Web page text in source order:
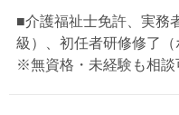
■介護福祉士免許、実務
級）、初任者研修修了
※無資格・未経験も相談